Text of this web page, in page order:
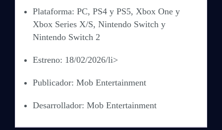
Plataforma: PC, PS4 y PS5, Xbox One y
Xbox Series X/S, Nintendo Switch y
Nintendo Switch 2
Estreno: 18/02/2026/li>
Publicador: Mob Entertainment
Desarrollador: Mob Entertainment